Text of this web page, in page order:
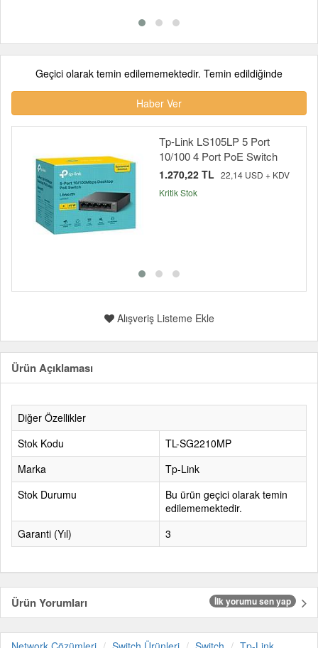
Geçici olarak temin edilememektedir. Temin edildiğinde
Haber Ver
Tp-Link LS105LP 5 Port
10/100 4 Port PoE Switch
1.270,22 TL 22,14 USD + KDV
Kritik Stok
Alışveriş Listeme Ekle
Ürün Açıklaması
Diğer Özellikler
Stok Kodu
TL-SG2210MP
Marka
Tp-Link
Stok Durumu
Bu ürün geçici olarak temin
edilememektedir.
Garanti (Yıl)
3
Ürün Yorumları İlk yorumu sen yap